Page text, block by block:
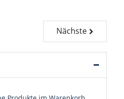
Nächste